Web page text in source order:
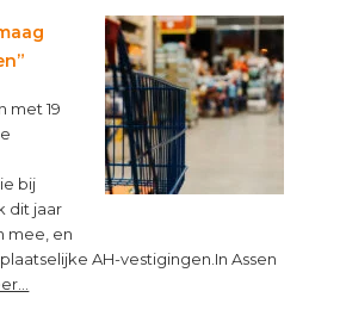
met 19
bij
dit jaar
mee, en
AH-vestigingen.In Assen